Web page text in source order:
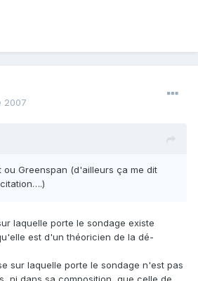
2007
ou Greenspan (d'ailleurs ça me dit
laquelle porte le sondage existe
est d'un théoricien de la dé-
sur laquelle porte le sondage n'est pas